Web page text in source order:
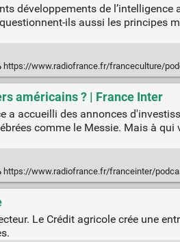
développements de l’intelligence
ils aussi les principes
https://www.radiofrance.fr/franceculture/podcasts/le-cours-de-l-histoire/l-
américains ? | France Inter
a accueilli des annonces
comme le Messie. Mais à qui
https://www.radiofrance.fr/franceinter/podcasts/la-tech-la-premiere/
Le Crédit agricole crée une